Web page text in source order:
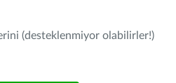
(desteklenmiyor olabilirler!)